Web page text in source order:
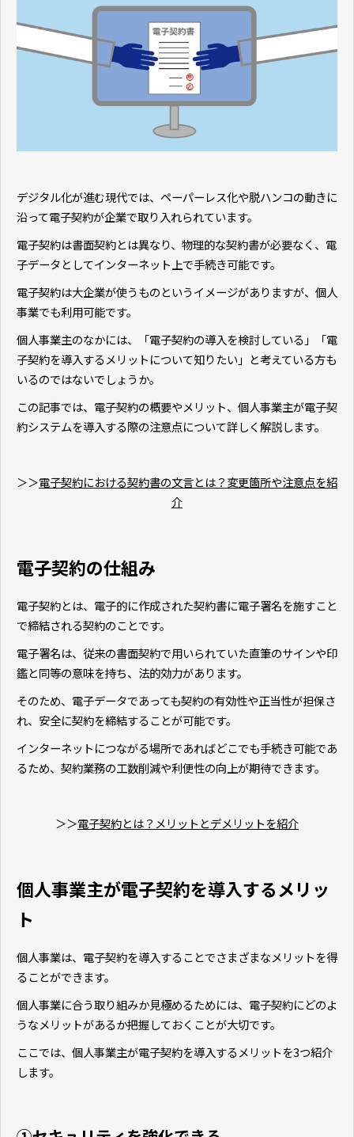
デジタル化が進む現代では、ペーパーレス化や脱ハンコの動きに
沿って電子契約が企業で取り入れられています。
電子契約は書面契約とは異なり、物理的な契約書が必要なく、電
子データとしてインターネット上で手続き可能です。
電子契約は大企業が使うものというイメージがありますが、個人
事業でも利用可能です。
個人事業主のなかには、「電子契約の導入を検討している」「電
子契約を導入するメリットについて知りたい」と考えている方も
いるのではないでしょうか。
この記事では、電子契約の概要やメリット、個人事業主が電子契
約システムを導入する際の注意点について詳しく解説します。
＞＞電子契約における契約書の文言とは？変更箇所や注意点を紹
介
電子契約の仕組み
電子契約とは、電子的に作成された契約書に電子署名を施すこと
で締結される契約のことです。
電子署名は、従来の書面契約で用いられていた直筆のサインや印
鑑と同等の意味を持ち、法的効力があります。
そのため、電子データであっても契約の有効性や正当性が担保さ
れ、安全に契約を締結することが可能です。
インターネットにつながる場所であればどこでも手続き可能であ
るため、契約業務の工数削減や利便性の向上が期待できます。
＞＞電子契約とは？メリットとデメリットを紹介
個人事業主が電子契約を導入するメリッ
ト
個人事業は、電子契約を導入することでさまざまなメリットを得
ることができます。
個人事業に合う取り組みか見極めるためには、電子契約にどのよ
うなメリットがあるか把握しておくことが大切です。
ここでは、個人事業主が電子契約を導入するメリットを3つ紹介
します。